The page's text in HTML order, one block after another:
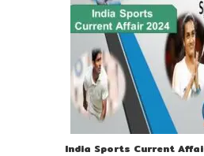
India Sports Current